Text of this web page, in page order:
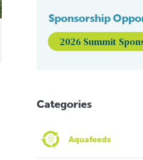
Sponsorship
2026 Summit
Categories
Aquafeeds